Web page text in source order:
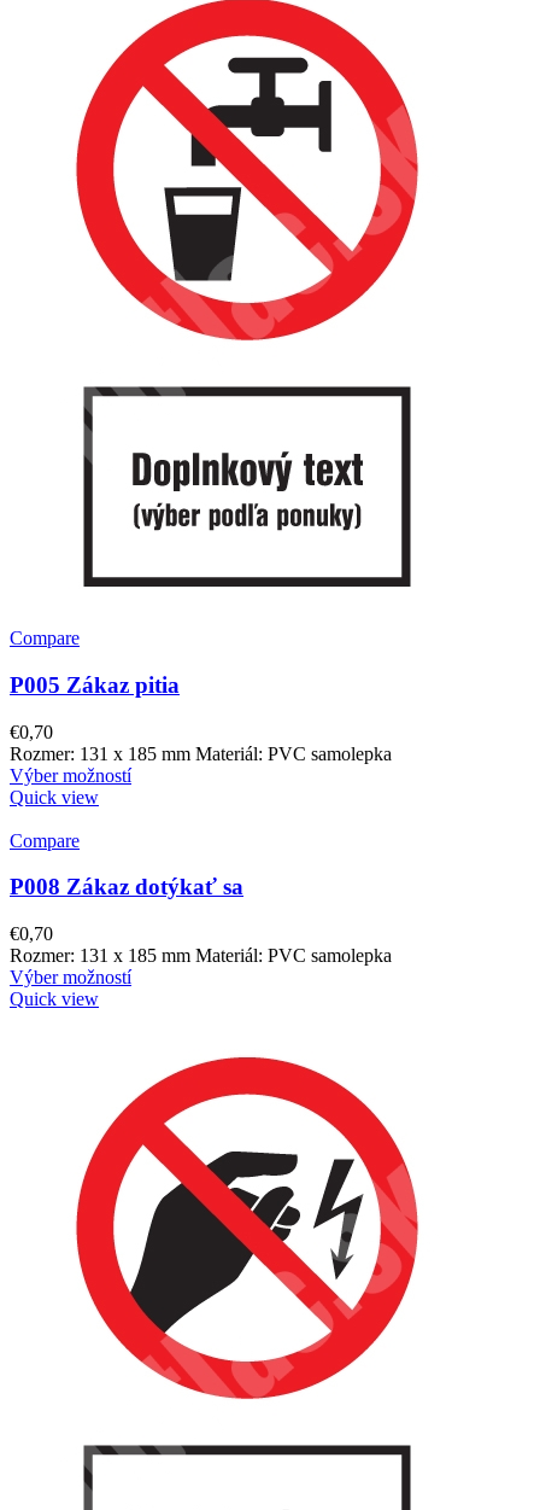
Compare
P005 Zákaz pitia
€0,70
Rozmer: 131 x 185 mm Materiál: PVC samolepka
Výber možností
Quick view
Compare
P008 Zákaz dotýkať sa
€0,70
Rozmer: 131 x 185 mm Materiál: PVC samolepka
Výber možností
Quick view